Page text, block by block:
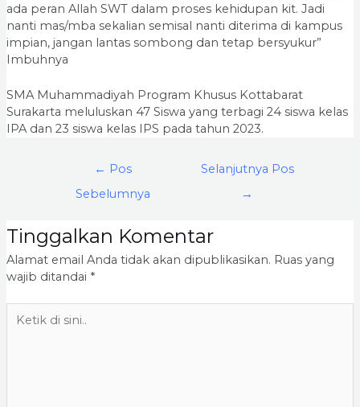
ada peran Allah SWT dalam proses kehidupan kit. Jadi
nanti mas/mba sekalian semisal nanti diterima di kampus
impian, jangan lantas sombong dan tetap bersyukur”
Imbuhnya
SMA Muhammadiyah Program Khusus Kottabarat
Surakarta meluluskan 47 Siswa yang terbagi 24 siswa kelas
IPA dan 23 siswa kelas IPS pada tahun 2023.
← Pos
Sebelumnya
Selanjutnya Pos
→
Tinggalkan Komentar
Alamat email Anda tidak akan dipublikasikan. Ruas yang
wajib ditandai *